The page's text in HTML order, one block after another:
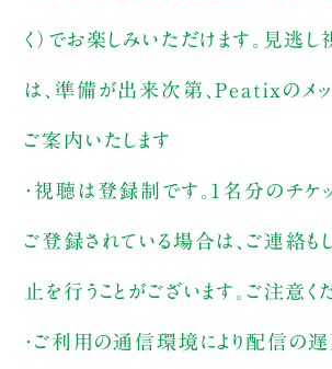
く）でお楽しみいただけます。見逃し
は、準備が出来次第、Peatixのメッ
ご案内いたします
・視聴は登録制です。1名分のチケ
ご登録されている場合は、ご連絡も
止を行うことがございます。ご注意く
・ご利用の通信環境により配信の